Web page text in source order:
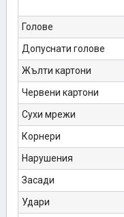
Голове
Допуснати голове
Жълти картони
Червени картони
Сухи мрежи
Корнери
Нарушения
Засади
Удари